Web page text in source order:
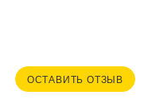
ОСТАВИТЬ ОТЗЫВ